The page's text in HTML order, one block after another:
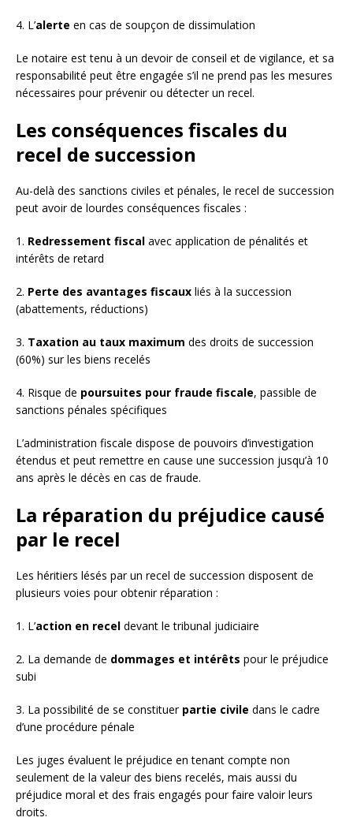
4. L’alerte en cas de soupçon de dissimulation
Le notaire est tenu à un devoir de conseil et de vigilance, et sa
responsabilité peut être engagée s’il ne prend pas les mesures
nécessaires pour prévenir ou détecter un recel.
Les conséquences fiscales du
recel de succession
Au-delà des sanctions civiles et pénales, le recel de succession
peut avoir de lourdes conséquences fiscales :
1. Redressement fiscal avec application de pénalités et
intérêts de retard
2. Perte des avantages fiscaux liés à la succession
(abattements, réductions)
3. Taxation au taux maximum des droits de succession
(60%) sur les biens recelés
4. Risque de poursuites pour fraude fiscale, passible de
sanctions pénales spécifiques
L’administration fiscale dispose de pouvoirs d’investigation
étendus et peut remettre en cause une succession jusqu’à 10
ans après le décès en cas de fraude.
La réparation du préjudice causé
par le recel
Les héritiers lésés par un recel de succession disposent de
plusieurs voies pour obtenir réparation :
1. L’action en recel devant le tribunal judiciaire
2. La demande de dommages et intérêts pour le préjudice
subi
3. La possibilité de se constituer partie civile dans le cadre
d’une procédure pénale
Les juges évaluent le préjudice en tenant compte non
seulement de la valeur des biens recelés, mais aussi du
préjudice moral et des frais engagés pour faire valoir leurs
droits.